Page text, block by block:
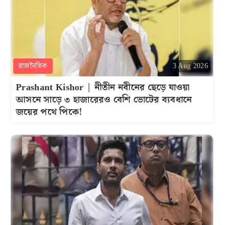
রাজনৈতিক 3 Aug 2026
Prashant Kishor | নীতীন নবীনের ছেড়ে যাওয়া
আসনে সাড়ে ৩ হাজারেরও বেশি ভোটের ব্যবধানে
জয়ের পথে পিকে!